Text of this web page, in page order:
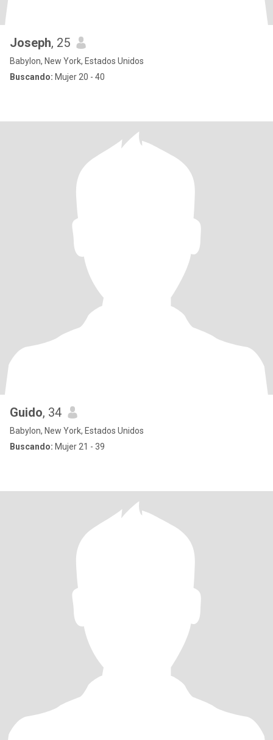
Joseph, 25
Babylon, New York, Estados Unidos
Buscando: Mujer 20 - 40
Guido, 34
Babylon, New York, Estados Unidos
Buscando: Mujer 21 - 39